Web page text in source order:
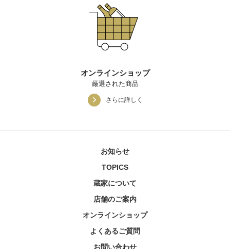
オンラインショップ
厳選された商品
さらに詳しく
お知らせ
TOPICS
蔵家について
店舗のご案内
オンラインショップ
よくあるご質問
お問い合わせ